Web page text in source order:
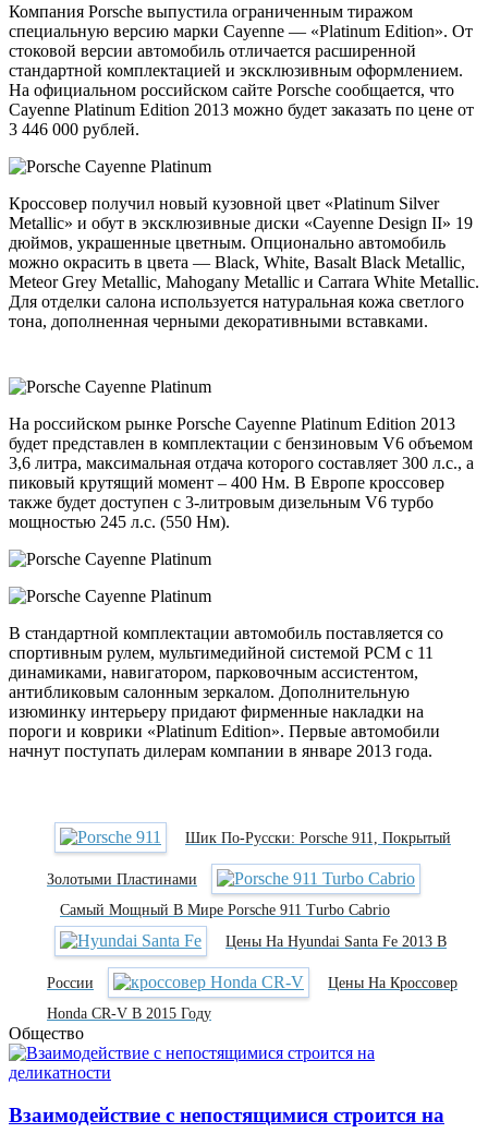
Компания Porsche выпустила ограниченным тиражом
специальную версию марки Cayenne — «Platinum Edition». От
стоковой версии автомобиль отличается расширенной
стандартной комплектацией и эксклюзивным оформлением.
На официальном российском сайте Porsche сообщается, что
Cayenne Platinum Edition 2013 можно будет заказать по цене от
3 446 000 рублей.
Кроссовер получил новый кузовной цвет «Platinum Silver
Metallic» и обут в эксклюзивные диски «Cayenne Design II» 19
дюймов, украшенные цветным. Опционально автомобиль
можно окрасить в цвета — Black, White, Basalt Black Metallic,
Meteor Grey Metallic, Mahogany Metallic и Carrara White Metallic.
Для отделки салона используется натуральная кожа светлого
тона, дополненная черными декоративными вставками.
На российском рынке Porsche Cayenne Platinum Edition 2013
будет представлен в комплектации с бензиновым V6 объемом
3,6 литра, максимальная отдача которого составляет 300 л.с., а
пиковый крутящий момент – 400 Нм. В Европе кроссовер
также будет доступен с 3-литровым дизельным V6 турбо
мощностью 245 л.с. (550 Нм).
В стандартной комплектации автомобиль поставляется со
спортивным рулем, мультимедийной системой PCM с 11
динамиками, навигатором, парковочным ассистентом,
антибликовым салонным зеркалом. Дополнительную
изюминку интерьеру придают фирменные накладки на
пороги и коврики «Platinum Edition». Первые автомобили
начнут поступать дилерам компании в январе 2013 года.
Шик По-Русски: Porsche 911, Покрытый
Золотыми Пластинами
Самый Мощный В Мире Porsche 911 Turbo Cabrio
Цены На Hyundai Santa Fe 2013 В
России
Цены На Кроссовер
Honda CR-V В 2015 Году
Общество
Взаимодействие с непостящимися строится на